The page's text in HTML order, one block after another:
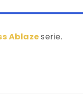
Ablazeserie.